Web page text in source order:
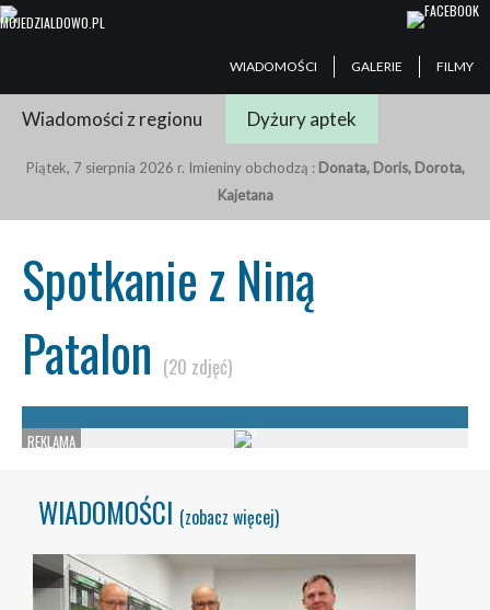
WIADOMOŚCI GALERIE FILMY
Wiadomości z regionu Dyżury aptek
Piątek, 7 sierpnia 2026 r. Imieniny obchodzą : Donata, Doris, Dorota,
Kajetana
Spotkanie z Niną
Patalon (20 zdjęć)
WIADOMOŚCI (zobacz więcej)